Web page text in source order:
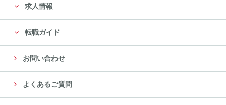
求人情報
転職ガイド
お問い合わせ
よくあるご質問